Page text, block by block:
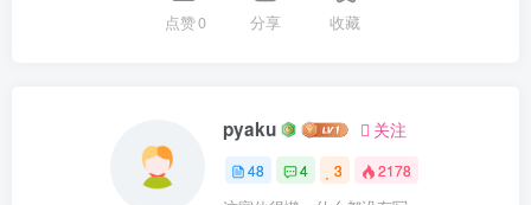
点赞0 分享 收藏
pyaku 关注
48 4 3 2178